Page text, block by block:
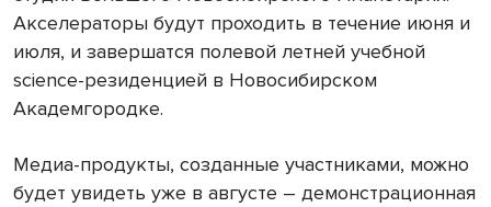
Акселераторы будут проходить в течение июня и
июля, и завершатся полевой летней учебной
science-резиденцией в Новосибирском
Академгородке.
Медиа-продукты, созданные участниками, можно
будет увидеть уже в августе – демонстрационная